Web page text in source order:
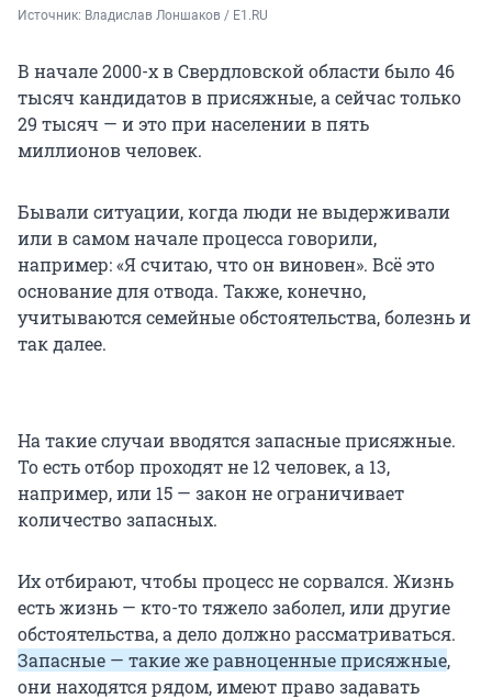
Источник: Владислав Лоншаков / E1.RU
В начале 2000-х в Свердловской области было 46
тысяч кандидатов в присяжные, а сейчас только
29 тысяч — и это при населении в пять
миллионов человек.
Бывали ситуации, когда люди не выдерживали
или в самом начале процесса говорили,
например: «Я считаю, что он виновен». Всё это
основание для отвода. Также, конечно,
учитываются семейные обстоятельства, болезнь и
так далее.
На такие случаи вводятся запасные присяжные.
То есть отбор проходят не 12 человек, а 13,
например, или 15 — закон не ограничивает
количество запасных.
Их отбирают, чтобы процесс не сорвался. Жизнь
есть жизнь — кто-то тяжело заболел, или другие
обстоятельства, а дело должно рассматриваться.
Запасные — такие же равноценные присяжные,
они находятся рядом, имеют право задавать